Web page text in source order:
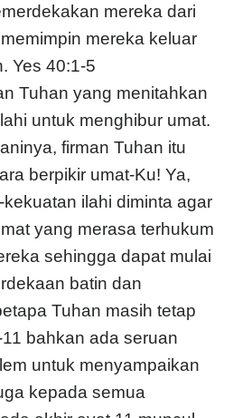
mereka dari
mereka keluar
Yes 40:1-5
Tuhan yang menitahkan
untuk menghibur umat.
firman Tuhan itu
berpikir umat-Ku! Ya,
ilahi diminta agar
yang merasa terhukum
sehingga dapat mulai
batin dan
Tuhan masih tetap
bahkan ada seruan
untuk menyampaikan
kepada semua